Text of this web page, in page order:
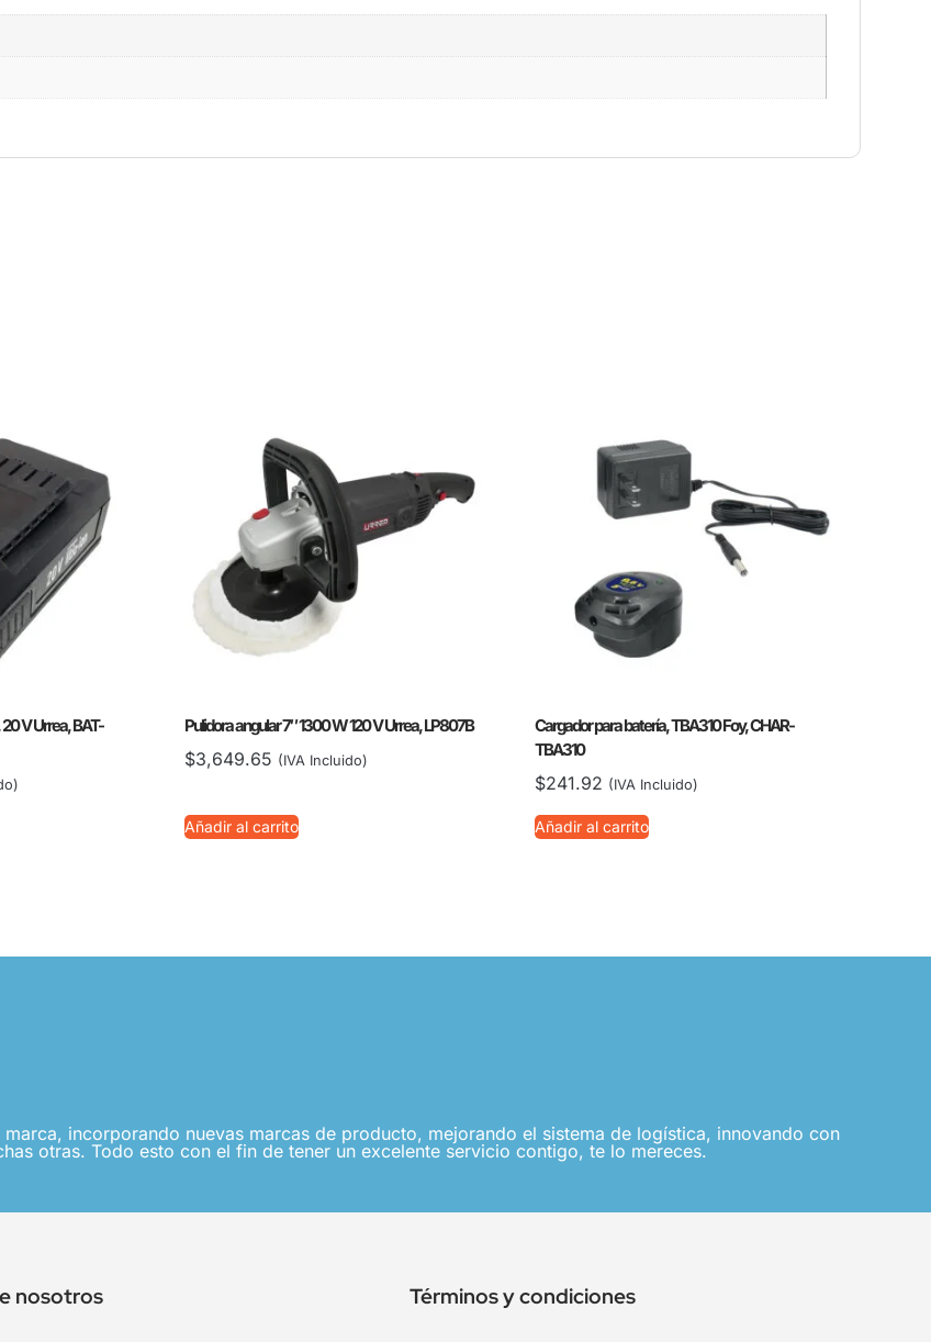
V Urrea, BAT-
Pulidora angular 7″ 1300 W 120 V Urrea, LP807B
$3,649.65 (IVA Incluido)
Añadir al carrito
Cargador para batería, TBA310 Foy, CHAR-
TBA310
$241.92 (IVA Incluido)
Añadir al carrito
incorporando nuevas marcas de producto, mejorando el sistema de logística, innovando con
otras. Todo esto con el fin de tener un excelente servicio contigo, te lo mereces.
nosotros Términos y condiciones